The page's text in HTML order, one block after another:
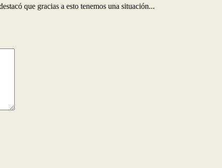
que gracias a esto tenemos una situación...